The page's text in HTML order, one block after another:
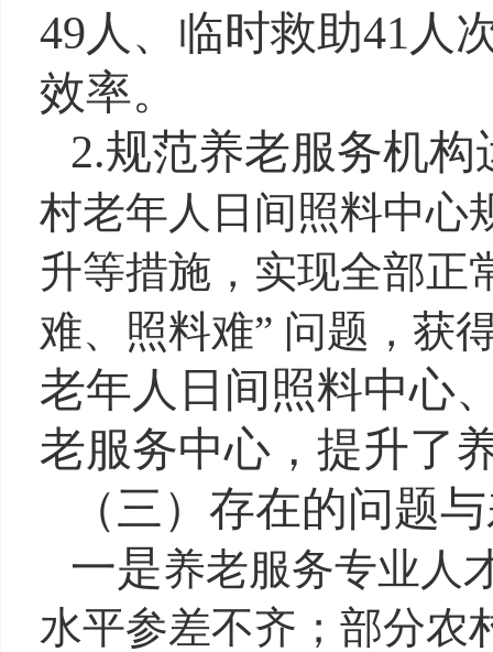
49人、临时救助41人
效率。
2.规范养老服务机
村老年人日间照料中心
升等措施，实现全部正
难、照料难” 问题，获
老年人日间照料中心
老服务中心，提升了
（三） 存在的问题
一是养老服务专业人
水平参差不齐；部分农